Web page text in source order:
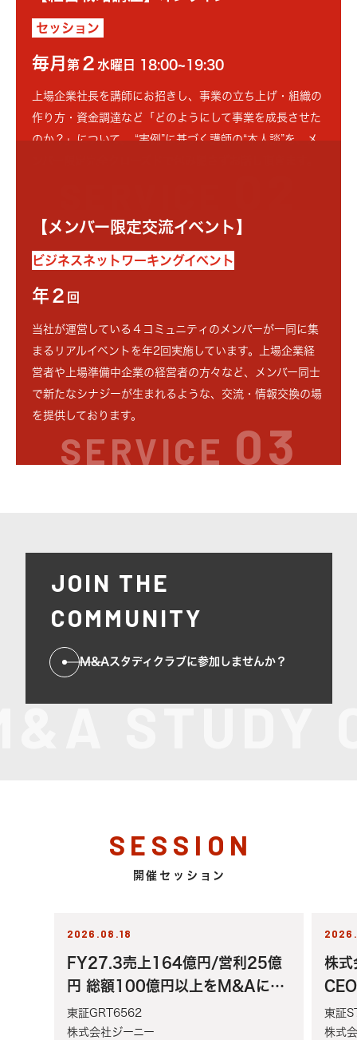
セッション
毎月 第 ２ 水曜日 18:00~19:30
上場企業社長を講師にお招きし、事業の立ち上げ・組織の
作り方・資金調達など「どのようにして事業を成長させた
のか？」について、 “実例”に基づく講師の“本人談”を、メ
【メンバー限定交流イベント】
ビジネスネットワーキングイベント
年２ 回
当社が運営している４コミュニティのメンバーが一同に集
まるリアルイベントを年2回実施しています。上場企業経
営者や上場準備中企業の経営者の方々など、メンバー同士
で新たなシナジーが生まれるような、交流・情報交換の場
を提供しております。
SERVICE 03
STUDY
JOIN THE
COMMUNITY
M&Aスタディクラブに参加しませんか？
SESSION
開催セッション
2026.08.18
FY27.3売上164億円/営利25億
円 総額100億円以上をM&Aに投
資！57億円を投じて海外企業を
24年に上場企業も買収「買収哲
東証GRT6562
株式会社ジーニー
株式
東証
株式